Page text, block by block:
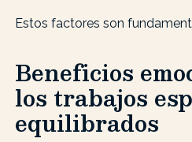
Estos factores son
Beneficios
los trabajos
equilibrados